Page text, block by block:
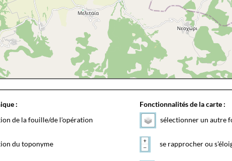
:
de la fouille/de l'opération
du toponyme
Fonctionnalités de la carte :
sélectionner un autre
se rapprocher ou